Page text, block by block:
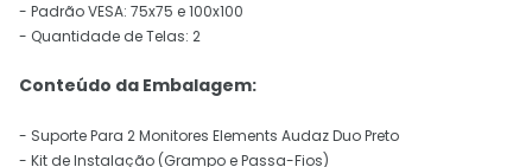
- Padrão VESA: 75x75 e 100x100
- Quantidade de Telas: 2
Conteúdo da Embalagem:
- Suporte Para 2 Monitores Elements Audaz Duo Preto
- Kit de Instalação (Grampo e Passa-Fios)